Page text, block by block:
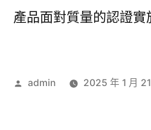
產品面對質量的認證實
作
admin 2025 年 1 月 21